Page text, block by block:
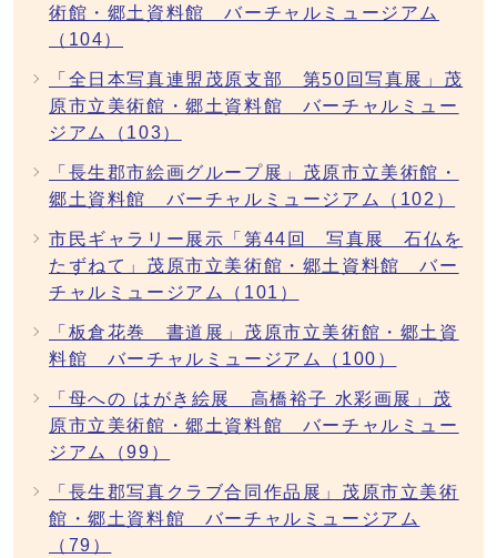
術館・郷土資料館 バーチャルミュージアム
（104）
「全日本写真連盟茂原支部 第50回写真展」茂
原市立美術館・郷土資料館 バーチャルミュー
ジアム（103）
「長生郡市絵画グループ展」茂原市立美術館・
郷土資料館 バーチャルミュージアム（102）
市民ギャラリー展示「第44回 写真展 石仏を
たずねて」茂原市立美術館・郷土資料館 バー
チャルミュージアム（101）
「板倉花巻 書道展」茂原市立美術館・郷土資
料館 バーチャルミュージアム（100）
「母への はがき絵展 高橋裕子 水彩画展」茂
原市立美術館・郷土資料館 バーチャルミュー
ジアム（99）
「長生郡写真クラブ合同作品展」茂原市立美術
館・郷土資料館 バーチャルミュージアム
（79）